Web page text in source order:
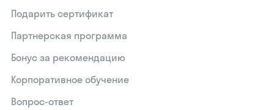
Подарить сертификат
Партнерская программа
Бонус за рекомендацию
Корпоративное обучение
Вопрос-ответ